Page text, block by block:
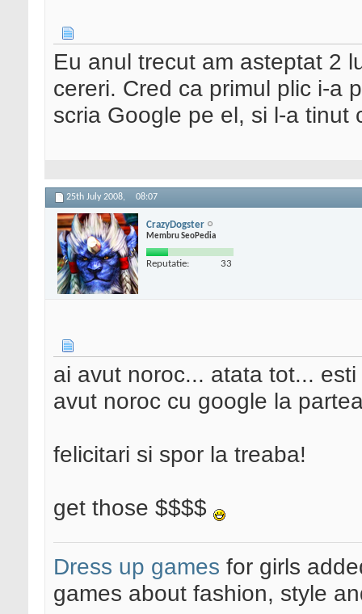
Eu anul trecut am asteptat 2
cereri. Cred ca primul plic i-a
scria Google pe el, si l-a tinut
25th July 2008, 08:07
CrazyDogster
Membru SeoPedia
Reputatie: 33
ai avut noroc... atata tot...
avut noroc cu google la
felicitari si spor la treaba!
get those $$$$
Dress up games for girls
games about fashion, style